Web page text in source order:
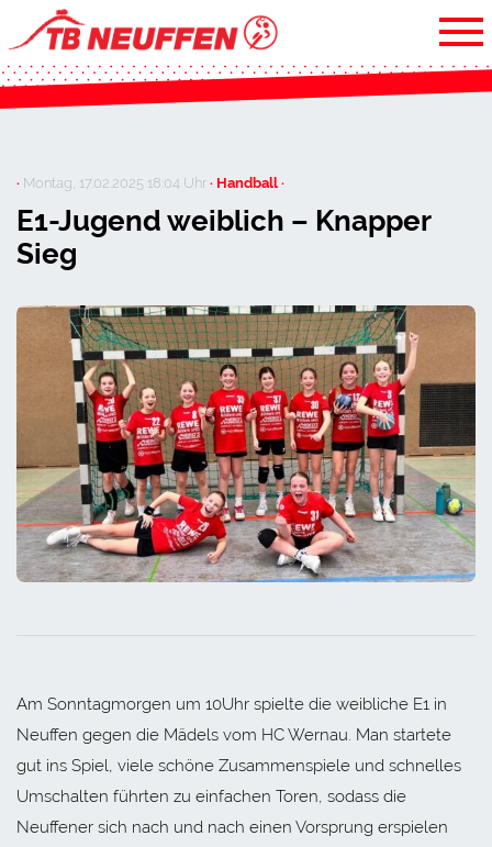
· Montag, 17.02.2025 18:04 Uhr· Handball ·
E1-Jugend weiblich – Knapper
Sieg
Am Sonntagmorgen um 10Uhr spielte die weibliche E1 in
Neuffen gegen die Mädels vom HC Wernau. Man startete
gut ins Spiel, viele schöne Zusammenspiele und schnelles
Umschalten führten zu einfachen Toren, sodass die
Neuffener sich nach und nach einen Vorsprung erspielen